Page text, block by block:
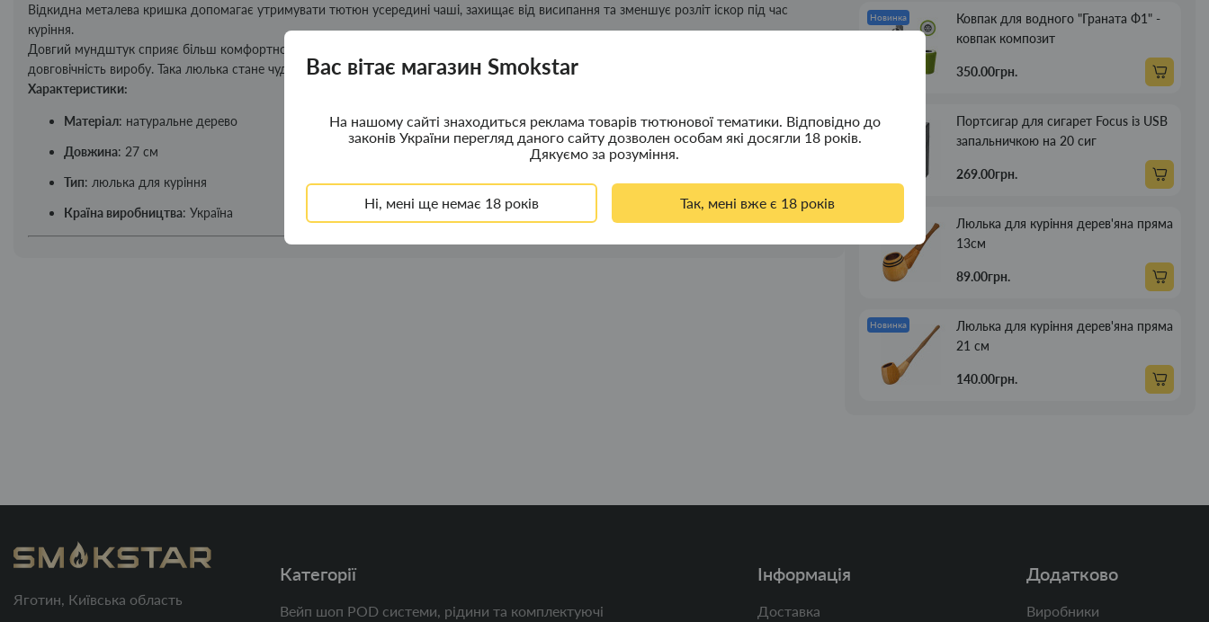
Вас вітає магазин Smokstar
На нашому сайті знаходиться реклама товарів тютюнової тематики. Відповідно до
законів України перегляд даного сайту дозволен особам які досягли 18 років.
Дякуємо за розуміння.
Ні, мені ще немає 18 років Так, мені вже є 18 років
Відкидна металева кришка допомагає утримувати тютюн усередині чаші, захищає від висипання та зменшує розліт іскор під час
куріння.
Довгий мундштук сприяє більш комфортному охолодженню диму, а якісна обробка деревини забезпечує приємний зовнішній вигляд і
довговічність виробу. Така люлька стане чудовим вибором як для особистого використання, так і як оригінальний подарунок.
Характеристики:
Матеріал: натуральне дерево
Довжина: 27 см
Тип: люлька для куріння
Країна виробництва: Україна
Новинка
Ковпак для водного "Граната Ф1" -
ковпак композит
350.00грн.
Новинка
Портсигар для сигарет Focus із USB
запальничкою на 20 сиг
269.00грн.
Новинка
Люлька для куріння дерев'яна пряма
13см
89.00грн.
Новинка
Люлька для куріння дерев'яна пряма
21 см
140.00грн.
Яготин, Київська область
Категорії
Вейп шоп POD системи, рідини та комплектуючі
Інформація
Доставка
Додатково
Виробники